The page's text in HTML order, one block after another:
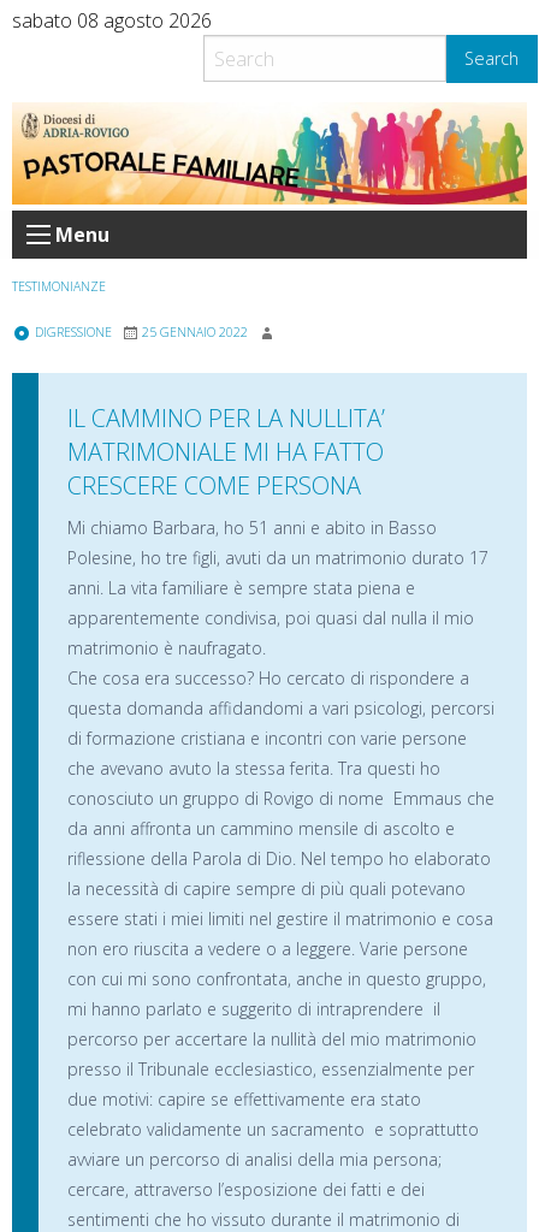
Skipsabato 08 agosto 2026
Search
Menu
TESTIMONIANZE
DIGRESSIONE 25 GENNAIO 2022
IL CAMMINO PER LA NULLITA’
MATRIMONIALE MI HA FATTO
CRESCERE COME PERSONA
Mi chiamo Barbara, ho 51 anni e abito in Basso
Polesine, ho tre figli, avuti da un matrimonio durato 17
anni. La vita familiare è sempre stata piena e
apparentemente condivisa, poi quasi dal nulla il mio
matrimonio è naufragato.
Che cosa era successo? Ho cercato di rispondere a
questa domanda affidandomi a vari psicologi, percorsi
di formazione cristiana e incontri con varie persone
che avevano avuto la stessa ferita. Tra questi ho
conosciuto un gruppo di Rovigo di nome Emmaus che
da anni affronta un cammino mensile di ascolto e
riflessione della Parola di Dio. Nel tempo ho elaborato
la necessità di capire sempre di più quali potevano
essere stati i miei limiti nel gestire il matrimonio e cosa
non ero riuscita a vedere o a leggere. Varie persone
con cui mi sono confrontata, anche in questo gruppo,
mi hanno parlato e suggerito di intraprendere il
percorso per accertare la nullità del mio matrimonio
presso il Tribunale ecclesiastico, essenzialmente per
due motivi: capire se effettivamente era stato
celebrato validamente un sacramento e soprattutto
avviare un percorso di analisi della mia persona;
cercare, attraverso l’esposizione dei fatti e dei
sentimenti che ho vissuto durante il matrimonio di